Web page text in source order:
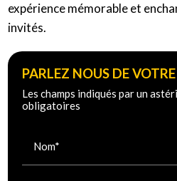
expérience mémorable et
invités.
PARLEZ NOUS DE
Les champs indiqués par un
obligatoires
Nom*